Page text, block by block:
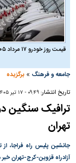
قیمت روز خودرو ۱۷ مرداد ۱۴۰۵
جامعه و فرهنگ »برگزیده
تاریخ انتشار:۰۹:۴۹ - ۱۷ تير ۱۴۰۵
ترافیک سنگین
تهران
جانشین پلیس راه فراجا،
آزادراه قزوین-کرج-تهران خبر